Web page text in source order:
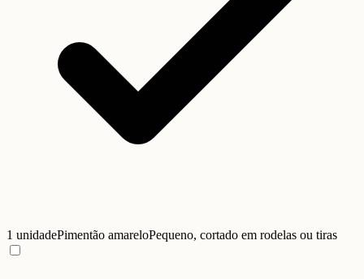
1 unidadePimentão amareloPequeno, cortado em rodelas ou tiras